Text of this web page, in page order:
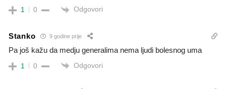
1 0 Odgovori
Stanko 9 godine prije
Pa još kažu da medju generalima nema ljudi bolesnog uma
1 0 Odgovori